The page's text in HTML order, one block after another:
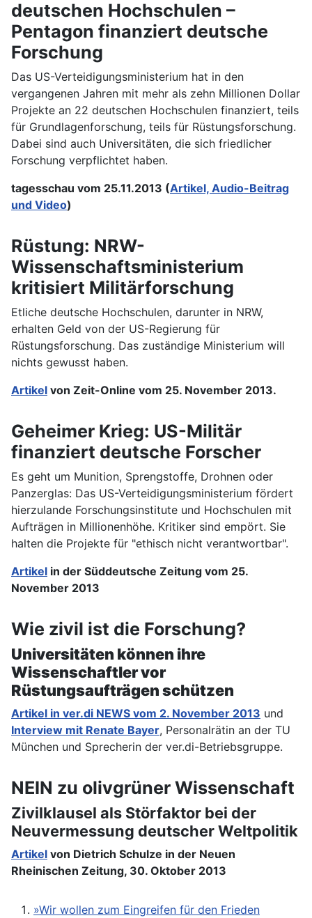
deutschen Hochschulen –
Pentagon finanziert deutsche
Forschung
Das US-Verteidigungsministerium hat in den
vergangenen Jahren mit mehr als zehn Millionen Dollar
Projekte an 22 deutschen Hochschulen finanziert, teils
für Grundlagenforschung, teils für Rüstungsforschung.
Dabei sind auch Universitäten, die sich friedlicher
Forschung verpflichtet haben.
tagesschau vom 25.11.2013 (Artikel, Audio-Beitrag
und Video)
Rüstung: NRW-
Wissenschaftsministerium
kritisiert Militärforschung
Etliche deutsche Hochschulen, darunter in NRW,
erhalten Geld von der US-Regierung für
Rüstungsforschung. Das zuständige Ministerium will
nichts gewusst haben.
Artikel von Zeit-Online vom 25. November 2013.
Geheimer Krieg: US-Militär
finanziert deutsche Forscher
Es geht um Munition, Sprengstoffe, Drohnen oder
Panzerglas: Das US-Verteidigungsministerium fördert
hierzulande Forschungsinstitute und Hochschulen mit
Aufträgen in Millionenhöhe. Kritiker sind empört. Sie
halten die Projekte für "ethisch nicht verantwortbar".
Artikel in der Süddeutsche Zeitung vom 25.
November 2013
Wie zivil ist die Forschung?
Universitäten können ihre
Wissenschaftler vor
Rüstungsaufträgen schützen
Artikel in ver.di NEWS vom 2. November 2013 und
Interview mit Renate Bayer, Personalrätin an der TU
München und Sprecherin der ver.di-Betriebsgruppe.
NEIN zu olivgrüner Wissenschaft
Zivilklausel als Störfaktor bei der
Neuvermessung deutscher Weltpolitik
Artikel von Dietrich Schulze in der Neuen
Rheinischen Zeitung, 30. Oktober 2013
»Wir wollen zum Eingreifen für den Frieden